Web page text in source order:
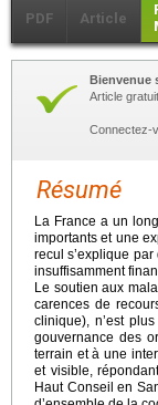
PDF Article
Bienvenue
Article gratuit.
Connectez-
Résumé
La France a un
importants et une
recul s’explique
insuffisamment
Le soutien aux
carences de
clinique), n’est
gouvernance des
terrain et à une
et visible,
Haut Conseil en